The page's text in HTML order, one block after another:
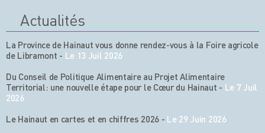
Actualités
La Province de Hainaut vous donne rendez-vous à la Foire agricole
de Libramont - Le 13 Juil 2026
Du Conseil de Politique Alimentaire au Projet Alimentaire
Territorial: une nouvelle étape pour le Cœur du Hainaut - Le 7 Juil
2026
Le Hainaut en cartes et en chiffres 2026 - Le 29 Juin 2026